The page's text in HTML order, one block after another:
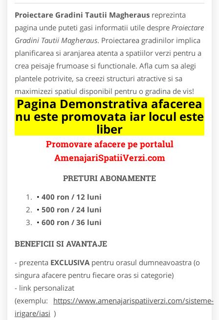
Proiectare Gradini Tautii Magheraus reprezinta
pagina unde puteti gasi informatii utile despre Proiectare
Gradini Tautii Magheraus. Proiectarea gradinilor implica
planificarea si aranjarea atenta a spatiilor verzi pentru a
crea peisaje frumoase si functionale. Afla cum sa alegi
plantele potrivite, sa creezi structuri atractive si sa
maximizezi spatiul disponibil pentru o gradina de vis!
Pagina Demonstrativa afacerea
nu este promovata iar locul este
liber
Promovare afacere pe portalul
AmenajariSpatiiVerzi.com
PRETURI ABONAMENTE
400 ron / 12 luni
500 ron / 24 luni
600 ron / 36 luni
BENEFICII SI AVANTAJE
- prezenta EXCLUSIVA pentru orasul dumneavoastra (o
singura afacere pentru fiecare oras si categorie)
- link personalizat
(exemplu:
https://www.amenajarispatiiverzi.com/sisteme-
irigare/iasi )